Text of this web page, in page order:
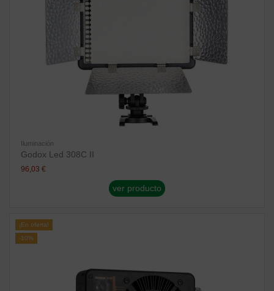
Iluminación
Godox Led 308C II
96,03 €
ver producto
¡En oferta!
-10%